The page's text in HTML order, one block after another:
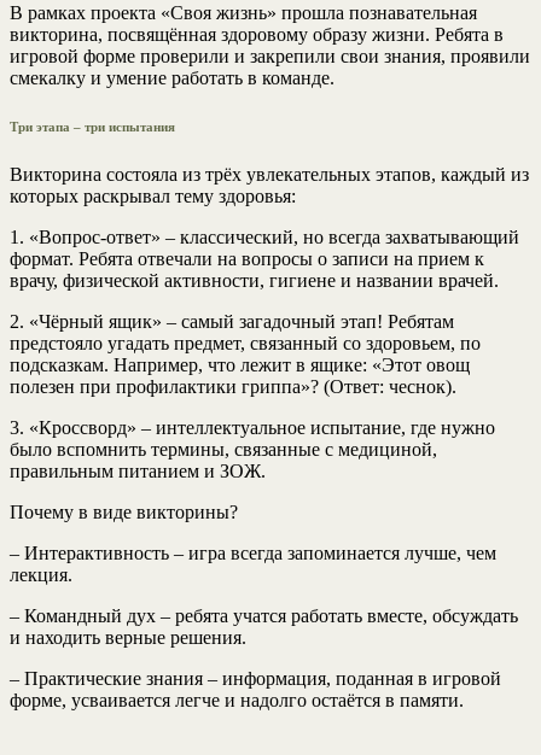
В рамках проекта «Своя жизнь» прошла познавательная
викторина, посвящённая здоровому образу жизни. Ребята в
игровой форме проверили и закрепили свои знания, проявили
смекалку и умение работать в команде.
Три этапа – три испытания
Викторина состояла из трёх увлекательных этапов, каждый из
которых раскрывал тему здоровья:
1. «Вопрос-ответ» – классический, но всегда захватывающий
формат. Ребята отвечали на вопросы о записи на прием к
врачу, физической активности, гигиене и названии врачей.
2. «Чёрный ящик» – самый загадочный этап! Ребятам
предстояло угадать предмет, связанный со здоровьем, по
подсказкам. Например, что лежит в ящике: «Этот овощ
полезен при профилактики гриппа»? (Ответ: чеснок).
3. «Кроссворд» – интеллектуальное испытание, где нужно
было вспомнить термины, связанные с медициной,
правильным питанием и ЗОЖ.
Почему в виде викторины?
– Интерактивность – игра всегда запоминается лучше, чем
лекция.
– Командный дух – ребята учатся работать вместе, обсуждать
и находить верные решения.
– Практические знания – информация, поданная в игровой
форме, усваивается легче и надолго остаётся в памяти.